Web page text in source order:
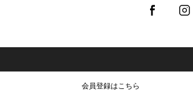
会員登録はこちら